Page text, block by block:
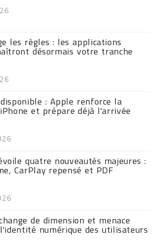
les règles : les applications
désormais votre tranche
: Apple renforce la
et prépare déjà l'arrivée
quatre nouveautés majeures :
CarPlay repensé et PDF
de dimension et menace
numérique des utilisateurs